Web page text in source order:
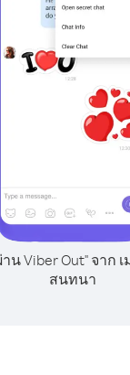
น Viber Out" จาก
สนทนา